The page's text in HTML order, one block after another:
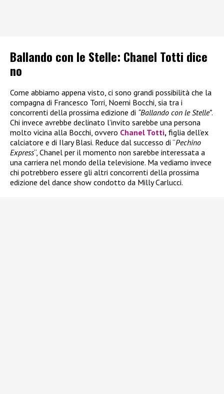
Ballando con le Stelle: Chanel Totti dice
no
Come abbiamo appena visto, ci sono grandi possibilità che la
compagna di Francesco Torri, Noemi Bocchi, sia tra i
concorrenti della prossima edizione di “Ballando con le Stelle”.
Chi invece avrebbe declinato l’invito sarebbe una persona
molto vicina alla Bocchi, ovvero Chanel Totti, figlia dell’ex
calciatore e di Ilary Blasi. Reduce dal successo di “Pechino
Express“, Chanel per il momento non sarebbe interessata a
una carriera nel mondo della televisione. Ma vediamo invece
chi potrebbero essere gli altri concorrenti della prossima
edizione del dance show condotto da Milly Carlucci.